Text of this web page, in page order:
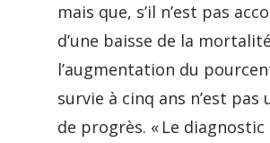
mais que, s’il n’est pas
d’une baisse de la
l’augmentation du
survie à cinq ans n’est pas
de progrès. « Le diagnostic